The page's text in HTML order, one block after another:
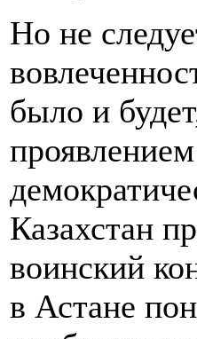
Но не
было и
Казахстан
воинский
в Астане